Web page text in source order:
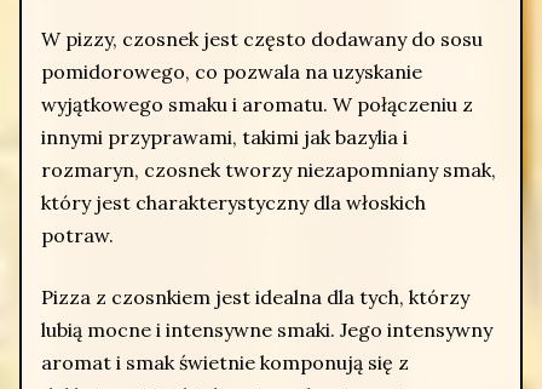
W pizzy, czosnek jest często dodawany do sosu
pomidorowego, co pozwala na uzyskanie
wyjątkowego smaku i aromatu. W połączeniu z
innymi przyprawami, takimi jak bazylia i
rozmaryn, czosnek tworzy niezapomniany smak,
który jest charakterystyczny dla włoskich
potraw.
Pizza z czosnkiem jest idealna dla tych, którzy
lubią mocne i intensywne smaki. Jego intensywny
aromat i smak świetnie komponują się z